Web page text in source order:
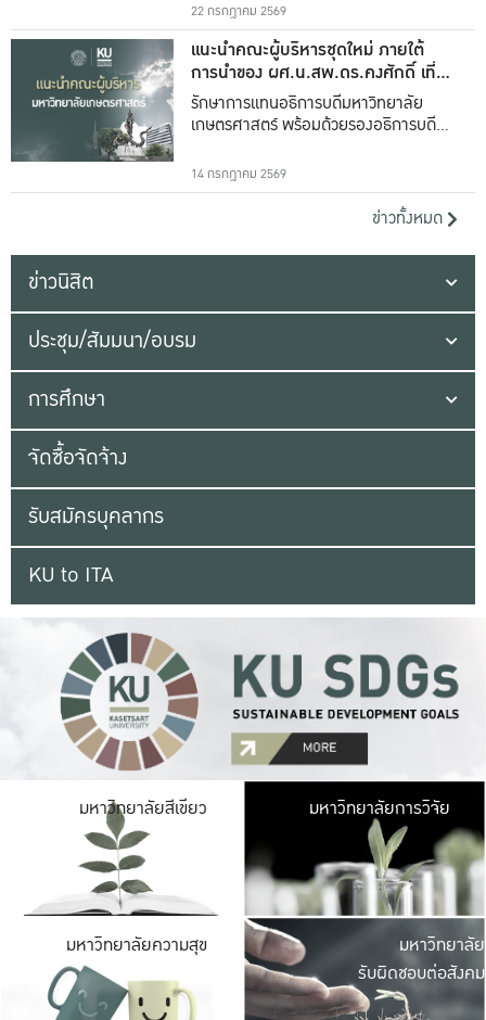
22 กรกฎาคม 2569
แนะนำคณะผู้บริหารชุดใหม่ ภายใต้
การนำของ ผศ.น.สพ.ดร.คงศักดิ์ เที่ยง
ธรรม
รักษาการแทนอธิการบดีมหาวิทยาลัย
เกษตรศาสตร์ พร้อมด้วยรองอธิการบดีทั้ง
14 กรกฎาคม 2569
ข่าวทั้งหมด
ข่าวนิสิต
ประชุม/สัมมนา/อบรม
การศึกษา
จัดซื้อจัดจ้าง
รับสมัครบุคลากร
KU to ITA
มหาวิทยาลัยสีเขียว มหาวิ
มีพื้นที่เขียวสดใส
เป็นป่าในเมือง เกษต
มหาวิทยาลัยการวิจัย
มหาวิทยาลัยความสุข มหาวิ
ค
เปิดประ
และพบเรื่องราวใ
มหาวิทยาลัย
รับผิดชอบต่อสังคม